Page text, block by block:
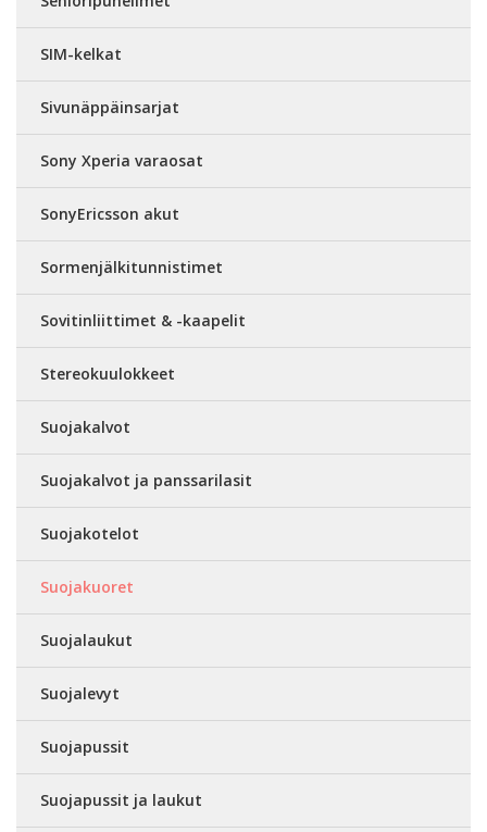
SIM-kelkat
Sivunäppäinsarjat
Sony Xperia varaosat
SonyEricsson akut
Sormenjälkitunnistimet
Sovitinliittimet & -kaapelit
Stereokuulokkeet
Suojakalvot
Suojakalvot ja panssarilasit
Suojakotelot
Suojakuoret
Suojalaukut
Suojalevyt
Suojapussit
Suojapussit ja laukut